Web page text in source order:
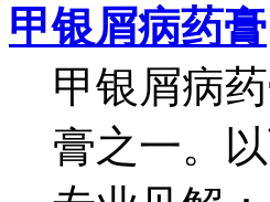
甲银屑病药膏
甲银屑病
膏之一。